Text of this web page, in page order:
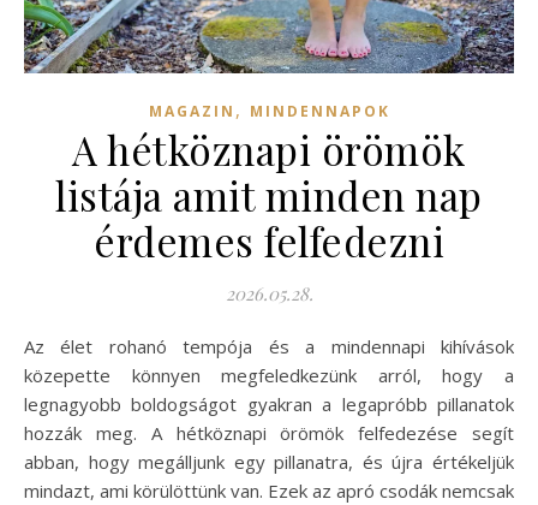
MAGAZIN , MINDENNAPOK
A hétköznapi örömök
listája amit minden nap
érdemes felfedezni
2026.05.28.
Az élet rohanó tempója és a mindennapi kihívások
közepette könnyen megfeledkezünk arról, hogy a
legnagyobb boldogságot gyakran a legapróbb pillanatok
hozzák meg. A hétköznapi örömök felfedezése segít
abban, hogy megálljunk egy pillanatra, és újra értékeljük
mindazt, ami körülöttünk van. Ezek az apró csodák nemcsak